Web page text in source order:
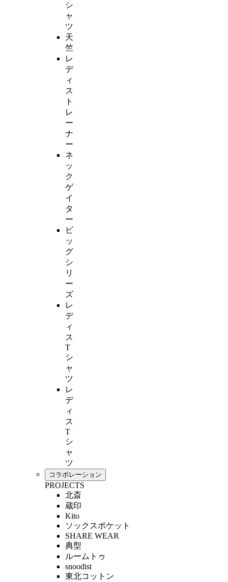
シ
ャ
ツ
天
竺
レ
デ
ィ
ス
ト
レ
ー
ナ
ー
ネ
ッ
ク
ゲ
イ
タ
ー
ビ
ッ
グ
シ
リ
ー
ズ
レ
デ
ィ
ス
T
シ
ャ
ツ
レ
デ
ィ
ス
T
シ
ャ
ツ
コラボレーション
PROJECTS
北斎
蔵印
Kito
ソックスポケット
SHARE WEAR
典型
ルームトゥ
snoodist
東北コットン